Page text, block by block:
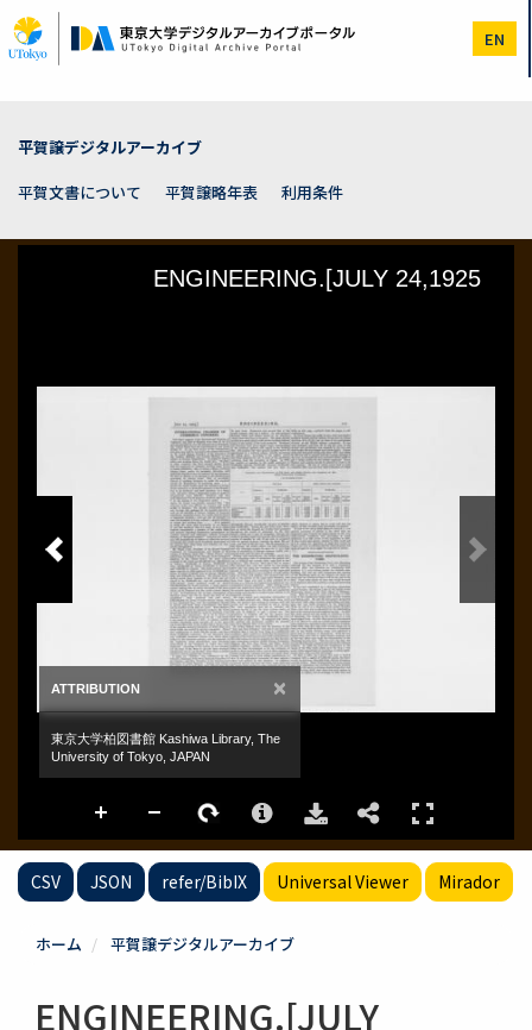
イ
ン
EN
平賀譲デジタルアーカイブ
平賀文書について
平賀譲略年表 利用条件
CSV JSON refer/BibIX Universal Viewer Mirador
ホーム 平賀譲デジタルアーカイブ
ENGINEERING.[JULY